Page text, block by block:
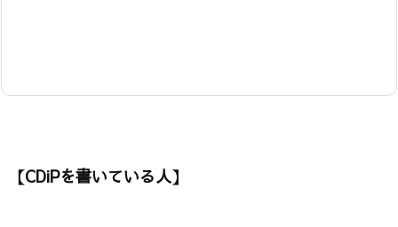
【CDiPを書いている人】